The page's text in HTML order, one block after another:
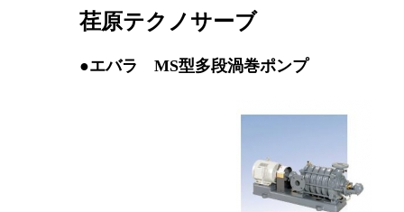
荏原テクノサーブ
●エバラ MS型多段渦巻ポンプ